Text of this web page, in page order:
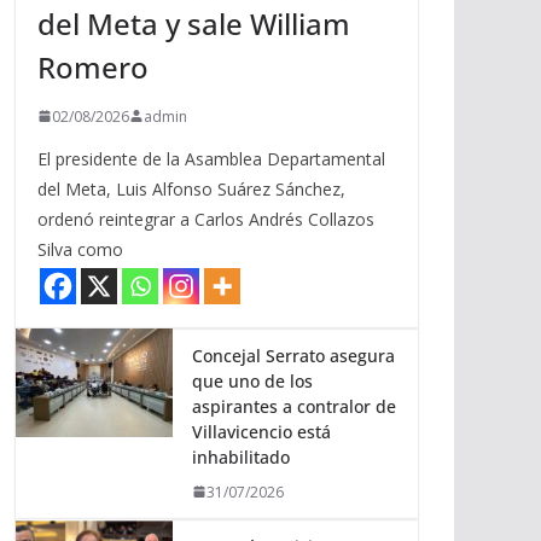
b
a
j
o
a
u
del Meta y sale William
Romero
02/08/2026 admin
El presidente de la Asamblea Departamental
del Meta, Luis Alfonso Suárez Sánchez,
ordenó reintegrar a Carlos Andrés Collazos
Silva como
Concejal Serrato asegura
que uno de los
aspirantes a contralor de
Villavicencio está
inhabilitado
31/07/2026